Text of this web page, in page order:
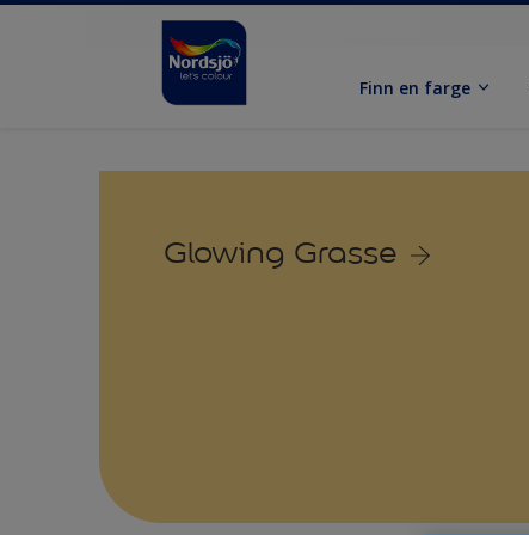
Finn en farge
Glowing Grasse